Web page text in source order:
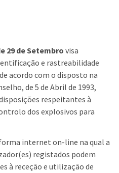
29 de Setembro visa
e rastreabilidade
acordo com o disposto na
de 5 de Abril de 1993,
respeitantes à
dos explosivos para
internet on-line na qual a
registados podem
à receção e utilização de